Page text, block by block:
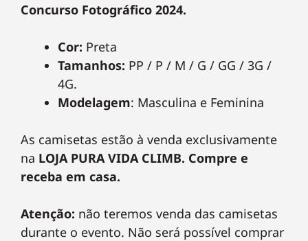
Concurso Fotográfico 2024.
Cor: Preta
Tamanhos: PP / P / M / G / GG / 3G /
4G.
Modelagem: Masculina e Feminina
As camisetas estão à venda exclusivamente
na LOJA PURA VIDA CLIMB. Compre e
receba em casa.
Atenção: não teremos venda das camisetas
durante o evento. Não será possível comprar